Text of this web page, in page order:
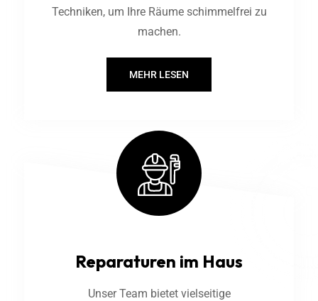
Techniken, um Ihre Räume schimmelfrei zu
machen.
MEHR LESEN
Reparaturen im Haus
Unser Team bietet vielseitige